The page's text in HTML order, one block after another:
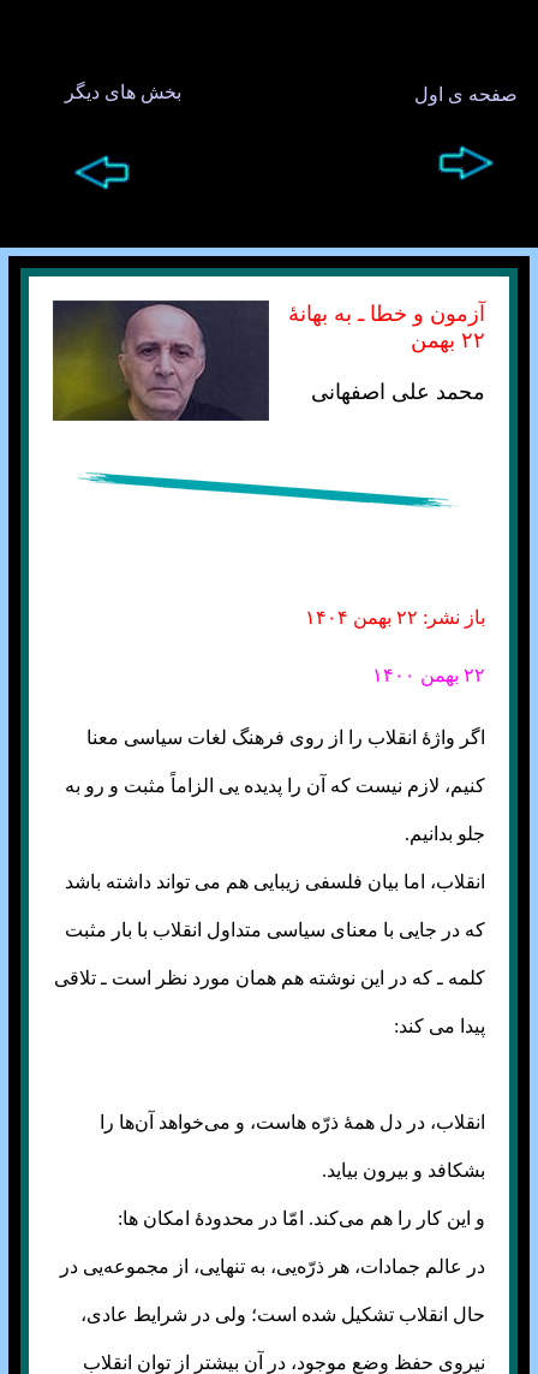
صفحه ی اول بخش های ديگر
آزمون و خطا ـ به بهانهٔ
۲۲ بهمن
محمد علی اصفهانی
باز نشر: ۲۲ بهمن ۱۴۰۴
۲۲ بهمن ۱۴۰۰
اگر واژهٔ انقلاب را از روی فرهنگ لغات سیاسی معنا
کنیم، لازم نیست که آن را پدیده یی الزاماً مثبت و رو به
جلو بدانیم.
انقلاب، اما بیان فلسفی زیبایی هم می تواند داشته باشد
که در جایی با معنای سیاسی متداول انقلاب با بار مثبت
کلمه ـ که در این نوشته هم همان مورد نظر است ـ تلاقی
پیدا می کند:
انقلاب، در دل همهٔ ذرّه هاست، و می‌‌خواهد آن‌‌ها را
بشکافد و بیرون بیاید.
و این کار را هم می‌‌کند. امّا در محدودهٔ امکان ها:
در عالم جمادات، هر ذرّه‌یی، به تنهایی، از مجموعه‌یی در
حال انقلاب تشکیل شده است؛ ولی در شرایط عادی،
نیروی حفظ وضع موجود، در آن بیشتر از توان انقلاب